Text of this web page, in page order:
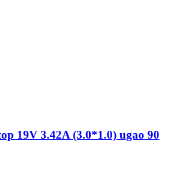
19V 3.42A (3.0*1.0) ugao 90